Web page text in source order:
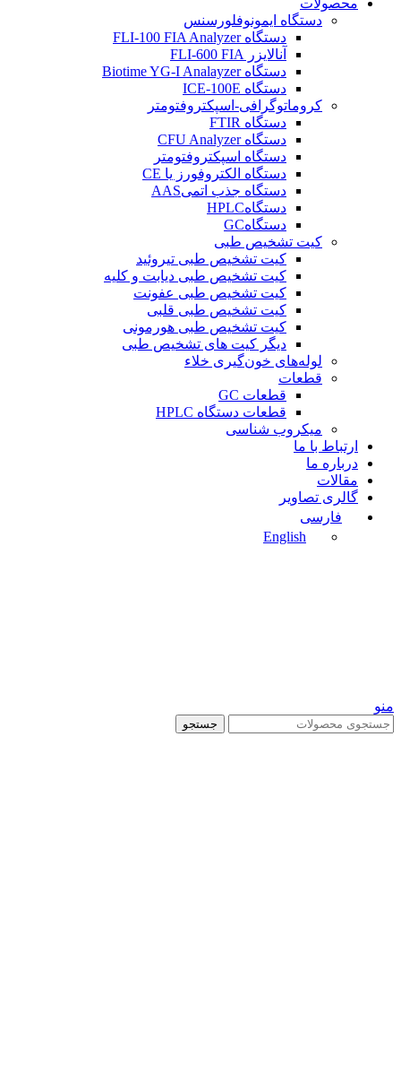
محصولات
دستگاه ایمونوفلورسنس
دستگاه FLI-100 FIA Analyzer
آنالایزر FLI-600 FIA
دستگاه Biotime YG-I Analayzer
دستگاه ICE-100E
کروماتوگرافی-اسپکتروفتومتر
دستگاه FTIR
دستگاه CFU Analyzer
دستگاه اسپکتروفتومتر
دستگاه الکتروفورز یا CE
دستگاه جذب اتمیAAS
دستگاهHPLC
دستگاهGC
کیت تشخیص طبی
کیت تشخیص طبی تيروئيد
کیت تشخیص طبی دیابت و کلیه
کیت تشخیص طبی عفونت
کیت تشخیص طبی قلبی
کیت تشخیص طبی هورمونی
دیگر کیت های تشخیص طبی
لوله‌های خون‌گیری خلاء
قطعات
قطعات GC
قطعات دستگاه HPLC
میکروب شناسی
ارتباط با ما
درباره ما
مقالات
گالری تصاویر
فارسی
English
منو
جستجو